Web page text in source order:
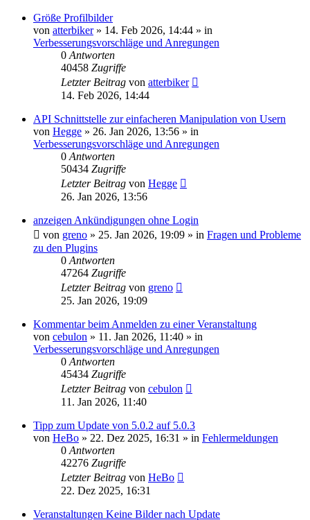
Größe Profilbilder
von atterbiker» 14. Feb 2026, 14:44 » in
Verbesserungsvorschläge und Anregungen
0 Antworten
40458 Zugriffe
Letzter Beitrag von atterbiker
14. Feb 2026, 14:44
API Schnittstelle zur einfacheren Manipulation von Usern
von Hegge » 26. Jan 2026, 13:56 » in
Verbesserungsvorschläge und Anregungen
0 Antworten
50434 Zugriffe
Letzter Beitrag von Hegge
26. Jan 2026, 13:56
anzeigen Ankündigungen ohne Login
von greno » 25. Jan 2026, 19:09 » in Fragen und Probleme
zu den Plugins
0 Antworten
47264 Zugriffe
Letzter Beitrag von greno
25. Jan 2026, 19:09
Kommentar beim Anmelden zu einer Veranstaltung
von cebulon » 11. Jan 2026, 11:40 » in
Verbesserungsvorschläge und Anregungen
0 Antworten
45434 Zugriffe
Letzter Beitrag von cebulon
11. Jan 2026, 11:40
Tipp zum Update von 5.0.2 auf 5.0.3
von HeBo » 22. Dez 2025, 16:31 » in Fehlermeldungen
0 Antworten
42276 Zugriffe
Letzter Beitrag von HeBo
22. Dez 2025, 16:31
Veranstaltungen Keine Bilder nach Update